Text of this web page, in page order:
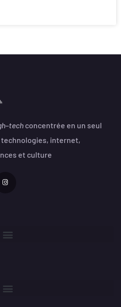
–tech concentrée en un seul
technologies, internet,
et culture